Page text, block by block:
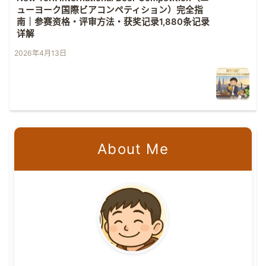
ューヨーク国際ビアコンペティション）完全指
南｜参赛资格・评审方法・获奖记录1,880条记录
详解
2026年4月13日
About Me